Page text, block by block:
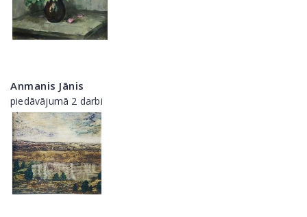
Anmanis Jānis
piedāvājumā 2 darbi